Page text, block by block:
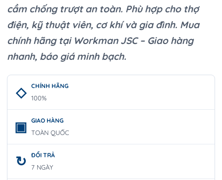
cầm chống trượt an toàn. Phù hợp cho thợ
điện, kỹ thuật viên, cơ khí và gia đình. Mua
chính hãng tại Workman JSC – Giao hàng
nhanh, báo giá minh bạch.
CHÍNH HÃNG
100%
GIAO HÀNG
TOÀN QUỐC
ĐỔI TRẢ
7 NGÀY